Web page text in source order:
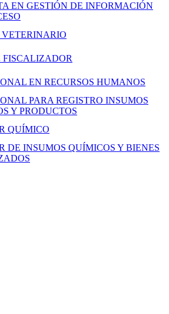
EN GESTIÓN DE INFORMACIÓN
FISCALIZADOR
EN RECURSOS HUMANOS
PARA REGISTRO INSUMOS
Y PRODUCTOS
QUÍMICO
DE INSUMOS QUÍMICOS Y BIENES